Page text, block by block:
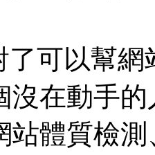
了可以幫
沒在動手
站體質檢